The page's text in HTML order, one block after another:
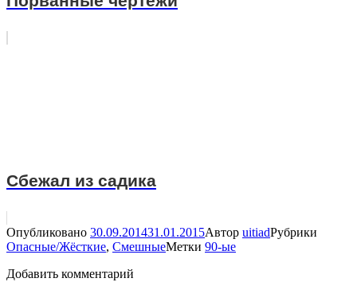
Сбежал из садика
Опубликовано 30.09.201431.01.2015Автор uitiadРубрики
Опасные/Жёсткие, СмешныеМетки 90-ые
Добавить комментарий